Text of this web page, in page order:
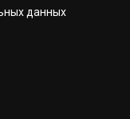
данных